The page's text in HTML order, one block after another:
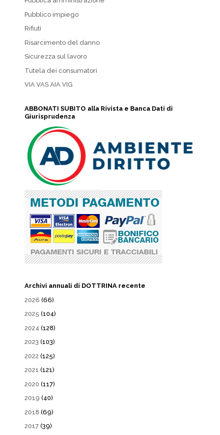
Pubblico impiego
Rifiuti
Risarcimento del danno
Sicurezza sul lavoro
Tutela dei consumatori
VIA VAS AIA VIG
ABBONATI SUBITO alla Rivista e Banca Dati di
Giurisprudenza
Archivi annuali di DOTTRINA recente
2026 (66)
2025 (104)
2024 (128)
2023 (103)
2022 (125)
2021 (121)
2020 (117)
2019 (40)
2018 (69)
2017 (39)